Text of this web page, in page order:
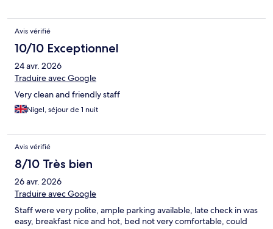
Avis vérifié
10/10 Exceptionnel
24 avr. 2026
Traduire avec Google
Very clean and friendly staff
Nigel, séjour de 1 nuit
Avis vérifié
8/10 Très bien
26 avr. 2026
Traduire avec Google
Staff were very polite, ample parking available, late check in was
easy, breakfast nice and hot, bed not very comfortable, could